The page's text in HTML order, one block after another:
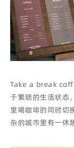
Take a break
于繁琐的生活状态
里喝咖啡的同时切
杂的城市里有一休